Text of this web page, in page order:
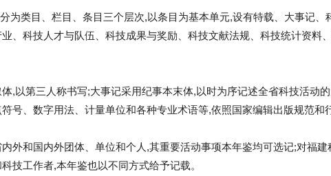
为类目、栏目、条目三个层次,以条目为基本单元,设有特载、大事记、
、科技人才与队伍、科技成果与奖励、科技文献法规、科技统计资料
,以第三人称书写;大事记采用纪事本末体,以时为序记述全省科技活动
号、数字用法、计量单位和各种专业术语等,依照国家编辑出版规范和
外和国内外团体、单位和个人,其重要活动事项本年鉴均可选记;对福
技工作者,本年鉴也以不同方式给予记载。